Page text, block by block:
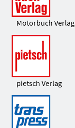
Motorbuch Verlag
pietsch Verlag